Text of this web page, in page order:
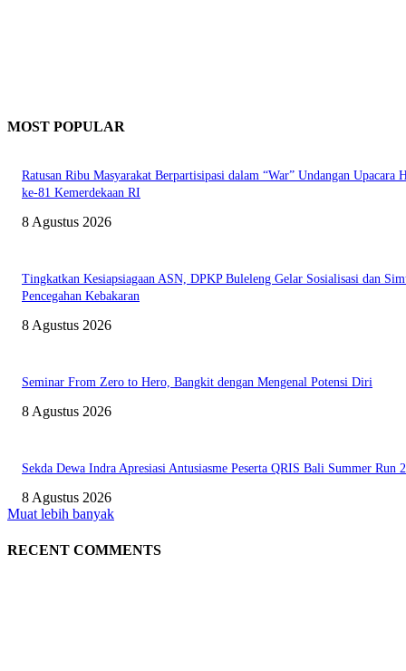
MOST POPULAR
Ratusan Ribu Masyarakat Berpartisipasi dalam “War” Undangan Upacara
ke-81 Kemerdekaan RI
8 Agustus 2026
Tingkatkan Kesiapsiagaan ASN, DPKP Buleleng Gelar Sosialisasi dan
Pencegahan Kebakaran
8 Agustus 2026
Seminar From Zero to Hero, Bangkit dengan Mengenal Potensi Diri
8 Agustus 2026
Sekda Dewa Indra Apresiasi Antusiasme Peserta QRIS Bali Summer Run
8 Agustus 2026
Muat lebih banyak
RECENT COMMENTS